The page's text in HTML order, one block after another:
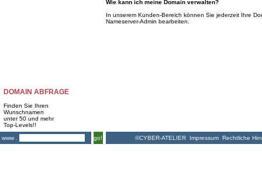
DOMAIN ABFRAGE
Finden Sie Ihren
Wunschnamen
unter 50 und mehr
Top-Levels!!
www .
go!
Wie kann ich meine Domain verwalten?
In unserem Kunden-Bereich können Sie jederzeit Ihre
Nameserver-Admin bearbeiten.
©CYBER-ATELIER Impressum Rechtliche